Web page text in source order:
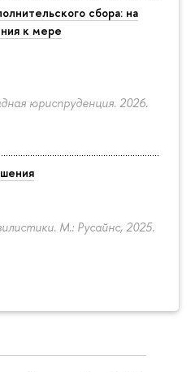
сбора: на
к мере
юриспруденция. 2026.
М.: Русайнс, 2025.